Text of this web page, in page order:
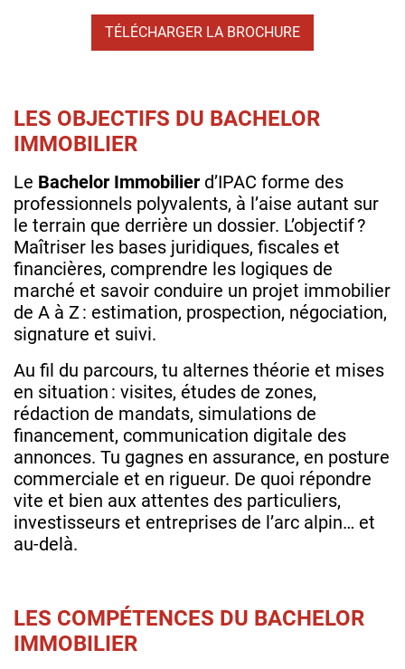
TÉLÉCHARGER LA BROCHURE
LES OBJECTIFS DU BACHELOR
IMMOBILIER
Le Bachelor Immobilier d’IPAC forme des
professionnels polyvalents, à l’aise autant sur
le terrain que derrière un dossier. L’objectif ?
Maîtriser les bases juridiques, fiscales et
financières, comprendre les logiques de
marché et savoir conduire un projet immobilier
de A à Z : estimation, prospection, négociation,
signature et suivi.
Au fil du parcours, tu alternes théorie et mises
en situation : visites, études de zones,
rédaction de mandats, simulations de
financement, communication digitale des
annonces. Tu gagnes en assurance, en posture
commerciale et en rigueur. De quoi répondre
vite et bien aux attentes des particuliers,
investisseurs et entreprises de l’arc alpin… et
au‑delà.
LES COMPÉTENCES DU BACHELOR
IMMOBILIER